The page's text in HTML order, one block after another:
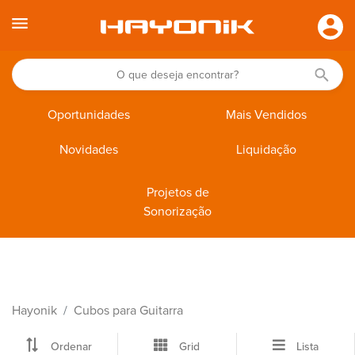
Oportunidades Mais Vendidos
Novidades Liquidação
Projetos de
Sonorização
Hayonik Cubos para Guitarra
Ordenar Grid Lista